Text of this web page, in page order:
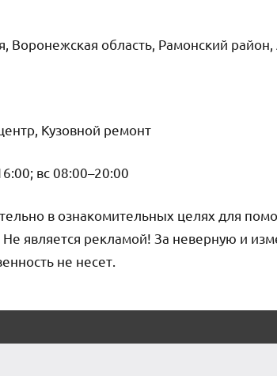
Воронежская область, Рамонский
Кузовной ремонт
вс 08:00–20:00
в ознакомительных целях для
является рекламой! За неверную и
не несет.